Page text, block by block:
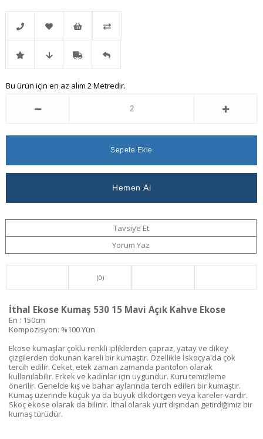
Telefonla
Sipariş
Favorilere
Ekle
İstek
Listeme
Karşılaştır
İndirimli Fiyat
Ver
Kargo Gelince
Bu ürün için en az alım 2 Metredir.
Tavsiye Et
Yorum Yaz
(0)
İthal Ekose Kumaş 530 15 Mavi Açık Kahve Ekose
En : 150cm
Kompozisyon: %100 Yün
Ekose kumaşlar çoklu renkli ipliklerden çapraz, yatay ve dikey
çizgilerden dokunan kareli bir kumaştır. Özellikle İskoçya'da çok
tercih edilir. Ceket, etek zaman zamanda pantolon olarak
kullanılabilir. Erkek ve kadınlar için uygundur. Kuru temizleme
önerilir. Genelde kış ve bahar aylarında tercih edilen bir kumaştır.
Kumaş üzerinde küçük ya da büyük dikdörtgen veya kareler vardır.
Skoç ekose olarak da bilinir. İthal olarak yurt dışından getirdiğimiz bir
kumaş türüdür.